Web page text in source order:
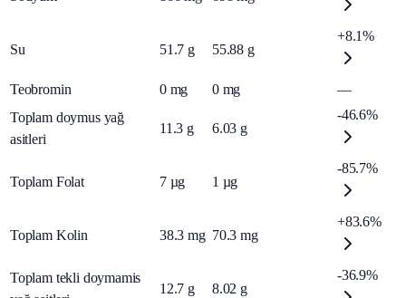
Su 51.7 g 55.88 g
+8.1%
Teobromin 0 mg 0 mg
—
Toplam doymus yağ
asitleri
11.3 g 6.03 g
-46.6%
Toplam Folat 7 µg 1 µg
-85.7%
Toplam Kolin 38.3 mg 70.3 mg
+83.6%
Toplam tekli doymamis
12.7 g 8.02 g
-36.9%